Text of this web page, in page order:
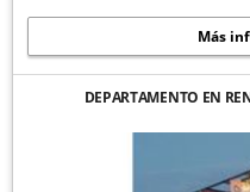
Más
DEPARTAMENTO EN